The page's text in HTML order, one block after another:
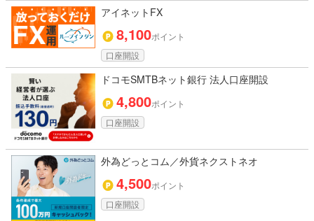
アイネットFX
8,100ポイント
口座開設
ドコモSMTBネット銀行 法人口座開設
4,800ポイント
口座開設
外為どっとコム／外貨ネクストネオ
4,500ポイント
口座開設